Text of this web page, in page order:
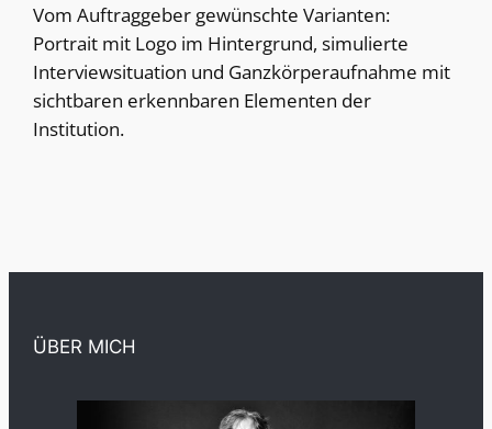
Vom Auftraggeber gewünschte Varianten:
Portrait mit Logo im Hintergrund, simulierte
Interviewsituation und Ganzkörperaufnahme mit
sichtbaren erkennbaren Elementen der
Institution.
ÜBER MICH